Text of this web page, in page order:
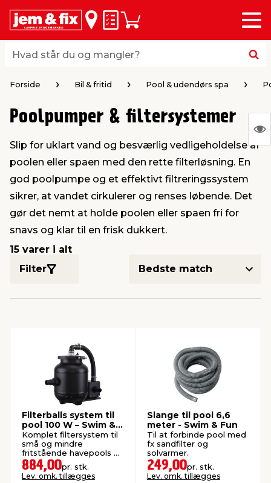
Hvad står du og mangler?
Hvad står du og mangler?
Huskeseddel
Indkøbskurv
Menu
loft & vægge
vinduer
brædder
& ukrudt
& varme
& ophæng
& opbevaring
& persienner
& standere
& syltning
& armatur
& ventilation
kloak
Home
& kemikalier
& fugemasse
af værktøj
maskiner
& spande
underholdning
Forside Bil & fritid Pool & udendørs spa
Poolpumper & filtersystemer
Slip for uklart vand og besværlig vedligeholdelse af
poolen eller spaen med den rette filterløsning. En
god poolpumpe og et effektivt filtreringssystem
sikrer, at vandet cirkulerer og renses løbende. Det
gør det nemt at holde poolen eller spaen fri for
snavs og klar til en frisk dukkert.
15 varer i alt
Filter
Filterballs system til
pool 100 W – Swim &
Fun
Komplet filtersystem til
små og mindre
fritstående havepools på
op til 14 m³ vand.
884,00pr. stk.
Lev. omk. tillægges
Slange til pool 6,6
meter - Swim & Fun
Til at forbinde pool med
fx sandfilter og
solvarmer.
249,00pr. stk.
Lev. omk. tillægges